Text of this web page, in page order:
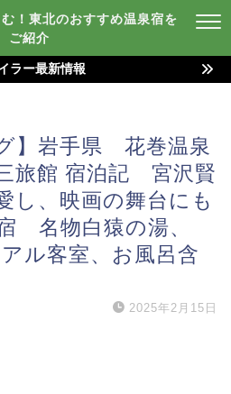
！東北のおすすめ温泉宿を
ご紹介
ラー最新情報
】岩手県 花巻温泉
旅館 宿泊記 宮沢賢
し、映画の舞台にも
名物白猿の湯、
ル客室、お風呂含
2025年2月15日